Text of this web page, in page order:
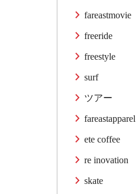
fareastmovie
freeride
freestyle
surf
ツアー
fareastapparel
ete coffee
re inovation
skate